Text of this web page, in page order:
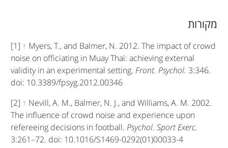
מקורות
[1] ↑ Myers, T., and Balmer, N. 2012. The impact of crowd
noise on officiating in Muay Thai: achieving external
validity in an experimental setting.Front. Psychol. 3:346.
doi: 10.3389/fpsyg.2012.00346
[2] ↑ Nevill, A. M., Balmer, N. J., and Williams, A. M. 2002.
The influence of crowd noise and experience upon
refereeing decisions in football.Psychol. Sport Exerc.
3:261–72. doi: 10.1016/S1469-0292(01)00033-4